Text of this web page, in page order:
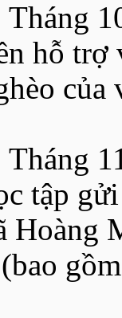
Tháng
hỗ trợ
của
Tháng
tập
Hoàng